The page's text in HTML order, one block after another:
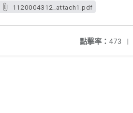
1120004312_attach1.pdf
點擊率： 473 |